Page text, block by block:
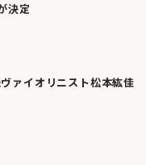
決定
ァイオリニスト松本紘佳